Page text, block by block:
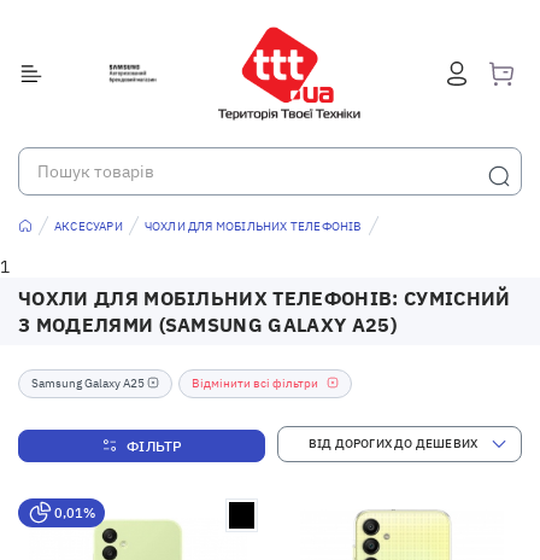
АКСЕСУАРИ ЧОХЛИ ДЛЯ МОБІЛЬНИХ ТЕЛЕФОНІВ
1
ЧОХЛИ ДЛЯ МОБІЛЬНИХ ТЕЛЕФОНІВ: СУМІСНИЙ
З МОДЕЛЯМИ (SAMSUNG GALAXY A25)
0,01%
Samsung Galaxy A25 Відмінити всі фільтри
ФІЛЬТР